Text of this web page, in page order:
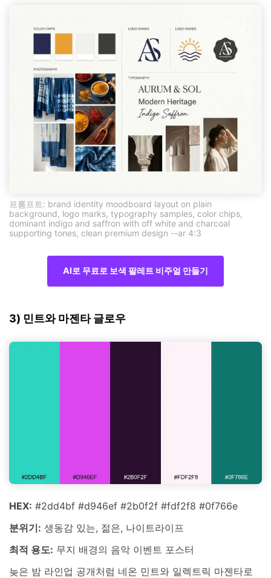
프롬프트: brand identity moodboard layout on plain
background, logo marks, typography samples, color chips,
dominant indigo and saffron with off white and charcoal
supporting tones, clean premium design --ar 4:3
AI로 무료로 보색 팔레트 비주얼 만들기
3) 민트와 마젠타 글로우
HEX: #2dd4bf #d946ef #2b0f2f #fdf2f8 #0f766e
분위기: 생동감 있는, 젊은, 나이트라이프
최적 용도: 무지 배경의 음악 이벤트 포스터
늦은 밤 라인업 공개처럼 네온 민트와 일렉트릭 마젠타로